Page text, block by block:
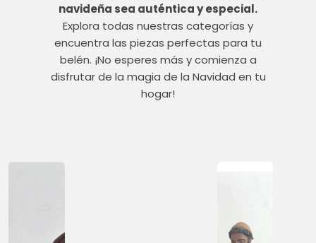
navideña sea auténtica y especial.
Explora todas nuestras categorías y
encuentra las piezas perfectas para tu
belén. ¡No esperes más y comienza a
disfrutar de la magia de la Navidad en tu
hogar!